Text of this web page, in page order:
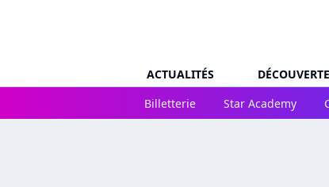
ACTUALITÉS
Billetterie
Star Academy